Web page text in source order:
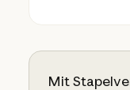
Mit